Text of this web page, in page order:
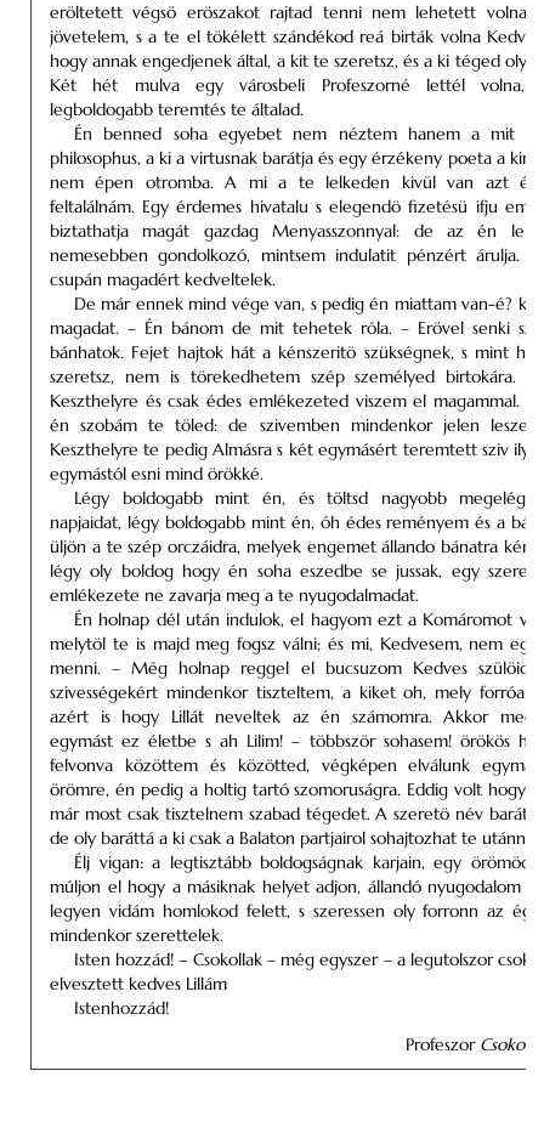
eröltetett végsö eröszakot rajtad tenni nem lehetett
jövetelem, s a te el tökélett szándékod reá birták volna
hogy annak engedjenek által, a kit te szeretsz, és a ki téged oly
Két hét mulva egy városbeli Profeszorné lettél volna,
legboldogabb teremtés te általad.
Én benned soha egyebet nem néztem hanem a mit
philosophus, a ki a virtusnakbarátja és egy érzékeny poeta a
nem épen otromba. A mi a te lelkeden kivül van azt én
feltalálnám. Egy érdemes hivatalu s elegendö fizetésü ifju
biztathatja magát gazdag Menyasszonnyal: de az én
nemesebben gondolkozó, mintsem indulatit pénzért árulja.
csupán magadért kedveltelek.
De már ennek mind vége van, s pedig én miattam van-é?
magadat. – Én bánom de mit tehetek róla. – Erövel senki
bánhatok. Fejet hajtok hát a kénszeritö szükségnek, s mint
szeretsz, nem is törekedhetem szép személyed birtokára. –
Keszthelyre és csak édes emlékezeted viszem el magammal.
én szobám te töled: de szivemben mindenkor jelen leszel.
Keszthelyre te pedig Almásra s két egymásért teremtett sziv ily
egymástól esni mind örökké.
Légy boldogabb mint én, és töltsd nagyobb
napjaidat, légy boldogabb mint én, óh édes reményem és a
üljön a te szép orczáidra, melyek engemet állando bánatra
légy oly boldog hogy én soha eszedbe se jussak, egy
emlékezete ne zavarja meg a te nyugodalmadat.
Én holnap dél után indulok, el hagyom ezt a Komáromot
melytöl te is majd meg fogsz válni; és mi, Kedvesem, nem
menni. – Még holnap reggel el bucsuzom Kedves
szivességekért mindenkor tiszteltem, a kiket oh, mely forróan
azért is hogy Lillát neveltek az én számomra. Akkor
egymást ez életbe s ah Lilim! – többször sohasem! örökös
felvonva közöttem és közötted, végképen elválunk
örömre, én pedig a holtig tartó szomoruságra. Eddig volt hogy
már most csak tisztelnem szabad tégedet. A szeretö név
de oly baráttá a ki csak a Balaton partjairol sohajtozhat te
Élj vigan: a legtisztább boldogságnak karjain, egy örömöd
múljon el hogy a másiknak helyet adjon, állandó nyugodalom
legyen vidám homlokod felett, s szeressen oly forronn az ég
mindenkor szerettelek.
Isten hozzád! – Csokollak – még egyszer – a legutolszor
elvesztett kedves Lillám
Istenhozzád!
Profeszor